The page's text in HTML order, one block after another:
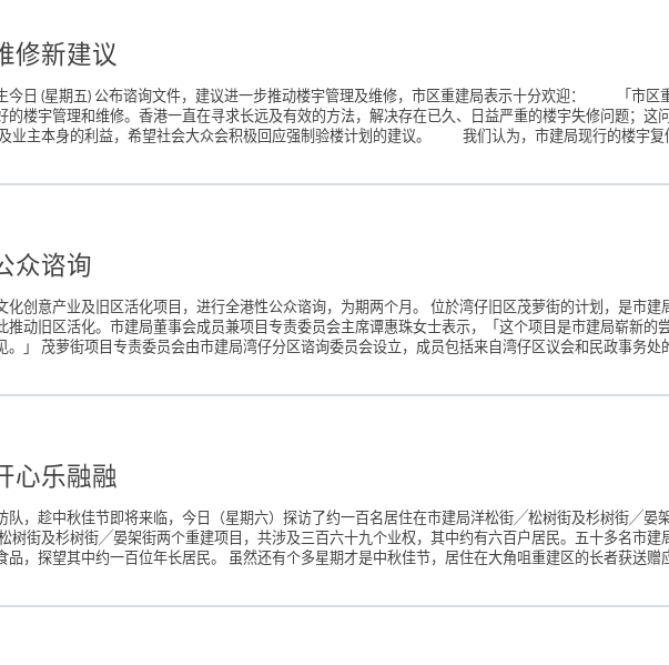
修新建议
日 (星期五) 公布谘询文件，建议进一步推动楼宇管理及维修，市区重建局表示十分欢迎： 「市区
楼宇管理和维修。香港一直在寻求长远及有效的方法，解决存在已久、日益严重的楼宇失修问题；这
主本身的利益，希望社会大众会积极回应强制验楼计划的建议。 我们认为，市建局现行的楼宇复
众谘询
创意产业及旧区活化项目，进行全港性公众谘询，为期两个月。 位於湾仔旧区茂萝街的计划，是市建
动旧区活化。市建局董事会成员兼项目专责委员会主席谭惠珠女士表示，「这个项目是市建局崭新的
」 茂萝街项目专责委员会由市建局湾仔分区谘询委员会设立，成员包括来自湾仔区议会和民政事务处
心乐融融
队，趁中秋佳节即将来临，今日（星期六）探访了约一百名居住在市建局洋松街╱松树街及杉树街╱晏
街及杉树街╱晏架街两个重建项目，共涉及三百六十九个业权，其中约有六百户居民。五十多名市建
，探望其中约一百位年长居民。 虽然还有个多星期才是中秋佳节，居住在大角咀重建区的长者获送赠